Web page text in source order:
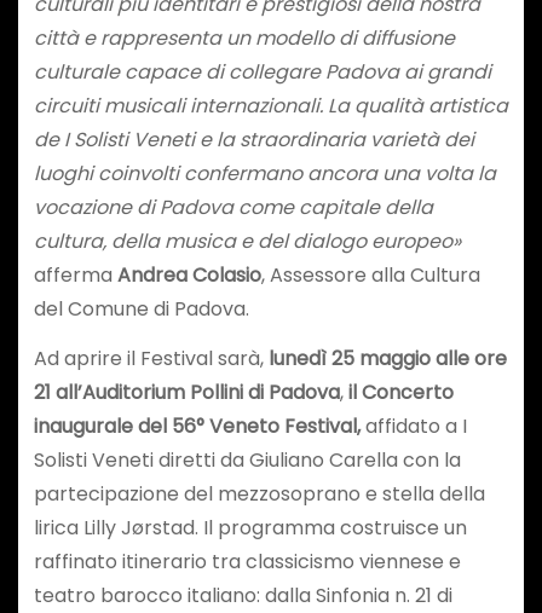
città e rappresenta un modello di diffusione
culturale capace di collegare Padova ai grandi
circuiti musicali internazionali. La qualità artistica
de I Solisti Veneti e la straordinaria varietà dei
luoghi coinvolti confermano ancora una volta la
vocazione di Padova come capitale della
cultura, della musica e del dialogo europeo»
afferma Andrea Colasio, Assessore alla Cultura
del Comune di Padova.
Ad aprire il Festival sarà, lunedì 25 maggio alle ore
21 all’Auditorium Pollini di Padova,il Concerto
inaugurale del 56° Veneto Festival,affidato a I
Solisti Veneti diretti da Giuliano Carella con la
partecipazione del mezzosoprano e stella della
lirica Lilly Jørstad. Il programma costruisce un
raffinato itinerario tra classicismo viennese e
teatro barocco italiano: dalla Sinfonia n. 21 di